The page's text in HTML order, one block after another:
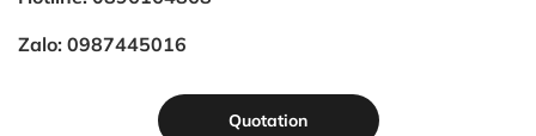
Zalo: 0987445016
Quotation